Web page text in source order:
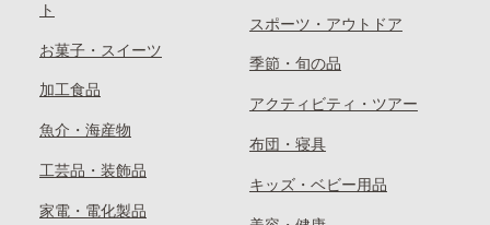
ト
お菓子・スイーツ
加工食品
魚介・海産物
工芸品・装飾品
家電・電化製品
スポーツ・アウトドア
季節・旬の品
アクティビティ・ツアー
布団・寝具
キッズ・ベビー用品